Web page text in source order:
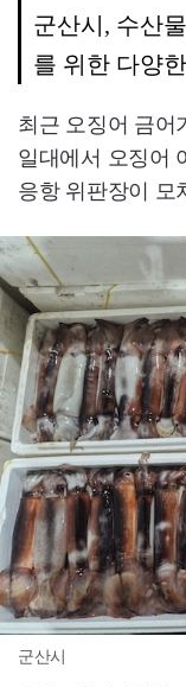
군산시, 수산
를 위한 다양
최근 오징어 금어
일대에서 오징어
응항 위판장이 모
군산시